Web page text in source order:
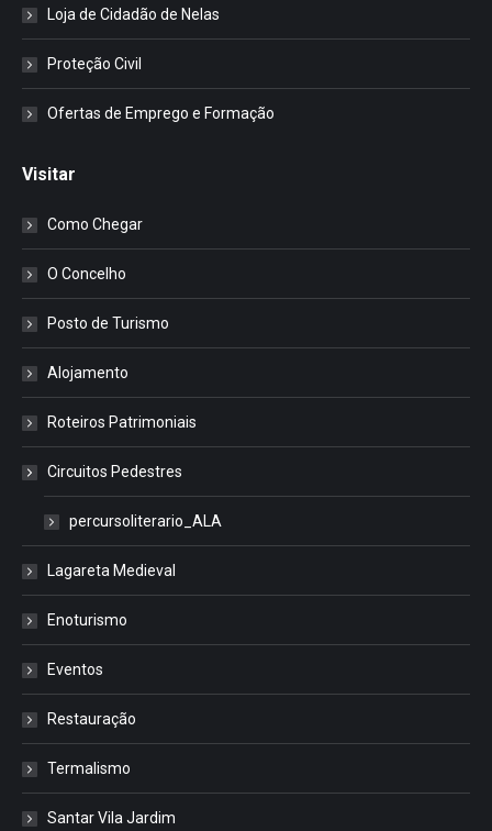
Loja de Cidadão de Nelas
Proteção Civil
Ofertas de Emprego e Formação
Visitar
Como Chegar
O Concelho
Posto de Turismo
Alojamento
Roteiros Patrimoniais
Circuitos Pedestres
percursoliterario_ALA
Lagareta Medieval
Enoturismo
Eventos
Restauração
Termalismo
Santar Vila Jardim